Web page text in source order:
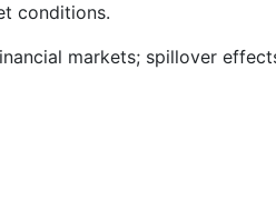
conditions.
markets; spillover